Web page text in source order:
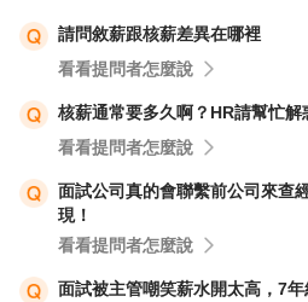
請問敘薪跟核薪差異在哪裡
看看提問者怎麼說
核薪通常要多久啊？HR請幫忙解
看看提問者怎麼說
面試公司真的會聯繫前公司來查
現！
看看提問者怎麼說
面試被主管嘲笑薪水開太高，7